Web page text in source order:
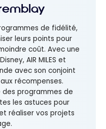
de fidélité,
leurs points pour
coût. Avec une
AIR MILES et
avec son conjoint
récompenses.
programmes de
les astuces pour
réaliser vos projets